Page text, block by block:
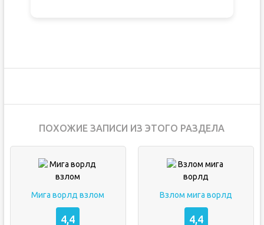
ПОХОЖИЕ ЗАПИСИ ИЗ ЭТОГО РАЗДЕЛА
Мига ворлд взлом
4,4
Взлом мига ворлд
4,4